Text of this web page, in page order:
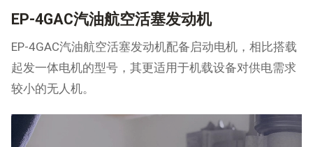
EP-4GAC汽油航空活塞发动机
EP-4GAC汽油航空活塞发动机配备启动电机，相比搭载
起发一体电机的型号，其更适用于机载设备对供电需求
较小的无人机。